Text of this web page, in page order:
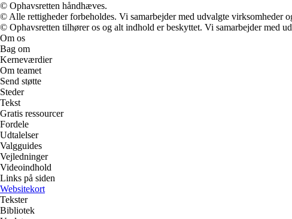
© Ophavsretten håndhæves.
© Alle rettigheder forbeholdes. Vi samarbejder med udvalgte virksomheder
© Ophavsretten tilhører os og alt indhold er beskyttet. Vi samarbejder med
Om os
Bag om
Kerneværdier
Om teamet
Send støtte
Steder
Tekst
Gratis ressourcer
Fordele
Udtalelser
Valgguides
Vejledninger
Videoindhold
Links på siden
Websitekort
Tekster
Bibliotek